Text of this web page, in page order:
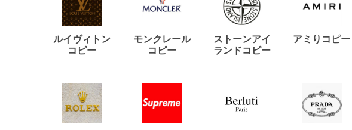
ルイヴィトン
コピー
モンクレール
コピー
ストーンアイ
ランドコピー
アミりコピー